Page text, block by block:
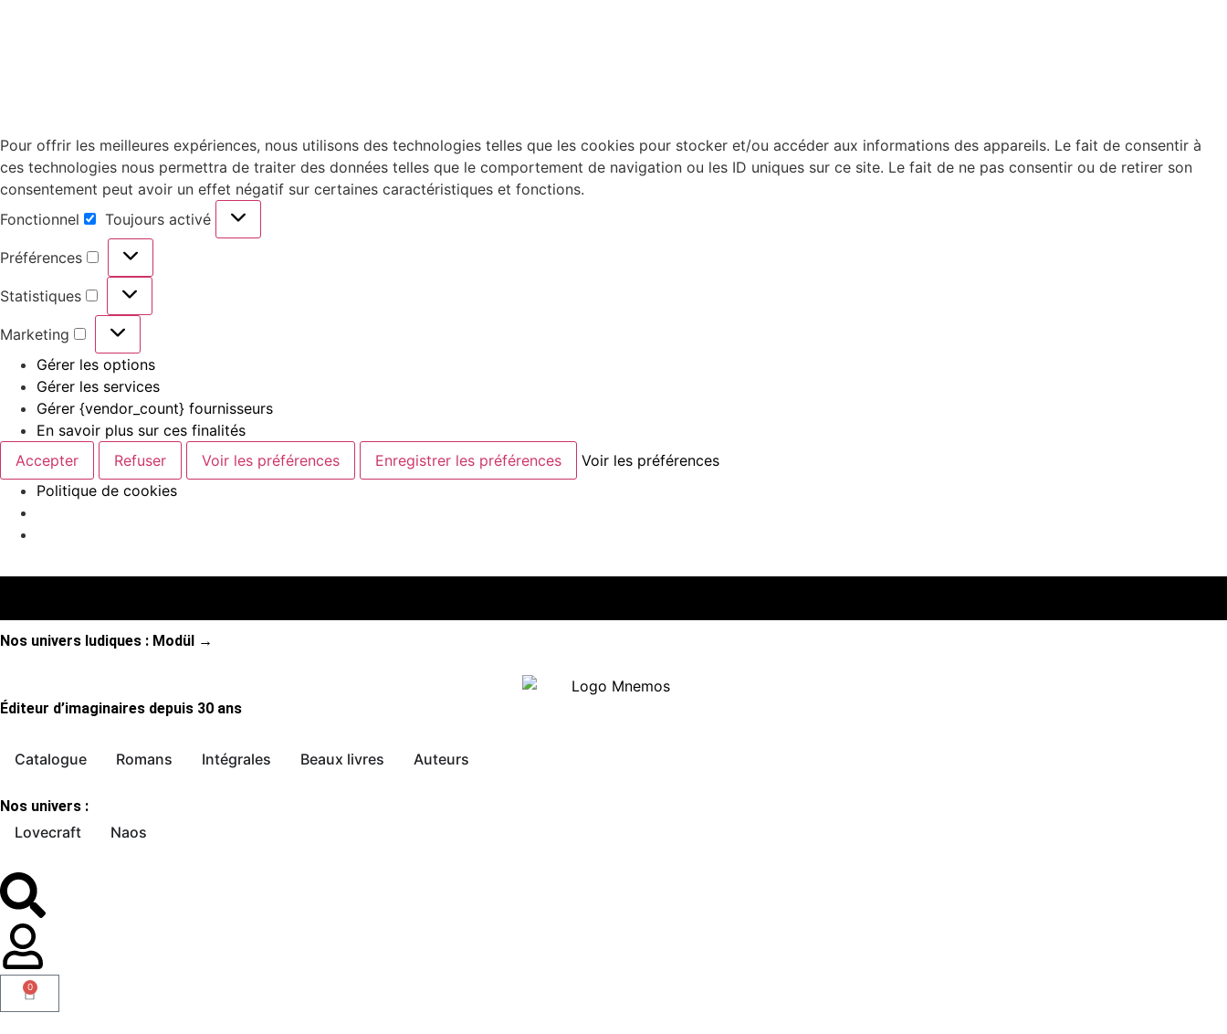
Pour offrir les meilleures expériences, nous utilisons des technologies telles que les cookies pour stocker et/ou accéder aux informations des appareils. Le fait de consentir à
ces technologies nous permettra de traiter des données telles que le comportement de navigation ou les ID uniques sur ce site. Le fait de ne pas consentir ou de retirer son
consentement peut avoir un effet négatif sur certaines caractéristiques et fonctions.
Fonctionnel
Toujours activé
Préférences
Statistiques
Marketing
Gérer les options
Gérer les services
Gérer {vendor_count} fournisseurs
En savoir plus sur ces finalités
Accepter
Refuser Voir les préférences Enregistrer les préférences
Voir les préférences
Politique de cookies
Nos univers ludiques : Modül →
Éditeur d’imaginaires depuis 30 ans
Catalogue Romans Intégrales Beaux livres Auteurs
Nos univers :
Lovecraft Naos
0